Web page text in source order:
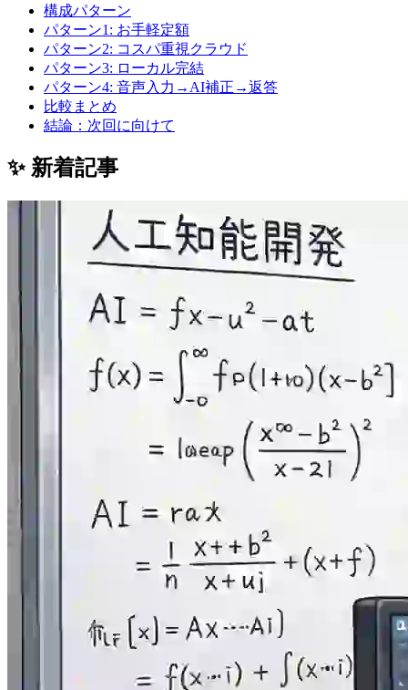
構成パターン
パターン1: お手軽定額
パターン2: コスパ重視クラウド
パターン3: ローカル完結
パターン4: 音声入力→AI補正→返答
比較まとめ
結論：次回に向けて
✨ 新着記事